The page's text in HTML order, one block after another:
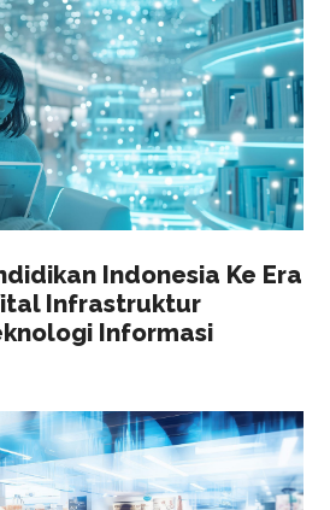
Indonesia Ke Era
Infrastruktur
Informasi